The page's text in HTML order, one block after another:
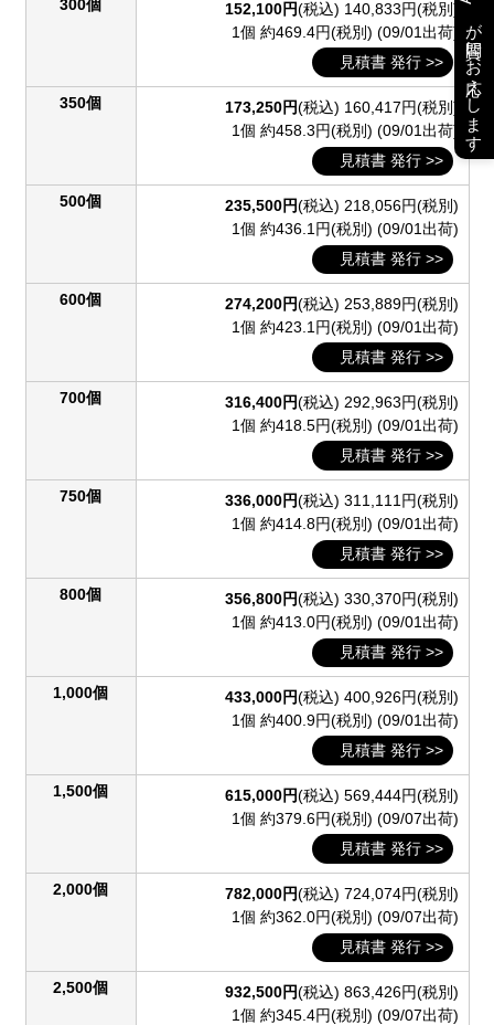
300個 152,100円(税込) 140,833円(税別)
1個 約469.4円(税別) (09/01出荷)
見積書 発行 >>
350個 173,250円(税込) 160,417円(税別)
1個 約458.3円(税別) (09/01出荷)
見積書 発行 >>
500個 235,500円(税込) 218,056円(税別)
1個 約436.1円(税別) (09/01出荷)
見積書 発行 >>
600個 274,200円(税込) 253,889円(税別)
1個 約423.1円(税別) (09/01出荷)
見積書 発行 >>
700個 316,400円(税込) 292,963円(税別)
1個 約418.5円(税別) (09/01出荷)
見積書 発行 >>
750個 336,000円(税込) 311,111円(税別)
1個 約414.8円(税別) (09/01出荷)
見積書 発行 >>
800個 356,800円(税込) 330,370円(税別)
1個 約413.0円(税別) (09/01出荷)
見積書 発行 >>
1,000個 433,000円(税込) 400,926円(税別)
1個 約400.9円(税別) (09/01出荷)
見積書 発行 >>
1,500個 615,000円(税込) 569,444円(税別)
1個 約379.6円(税別) (09/07出荷)
見積書 発行 >>
2,000個 782,000円(税込) 724,074円(税別)
1個 約362.0円(税別) (09/07出荷)
見積書 発行 >>
2,500個 932,500円(税込) 863,426円(税別)
1個 約345.4円(税別) (09/07出荷)
が質問にお応えします